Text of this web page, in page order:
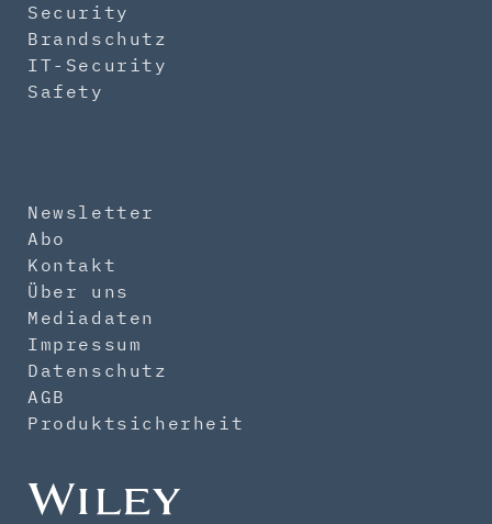
Security
Brandschutz
IT-Security
Safety
Newsletter
Abo
Kontakt
Über uns
Mediadaten
Impressum
Datenschutz
AGB
Produktsicherheit